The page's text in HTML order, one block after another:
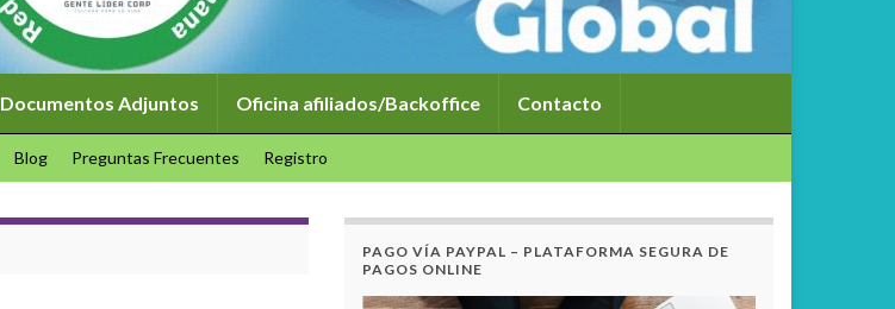
Documentos Adjuntos Oficina afiliados/Backoffice Contacto
Blog Preguntas Frecuentes Registro
PAGO VÍA PAYPAL – PLATAFORMA SEGURA DE
PAGOS ONLINE